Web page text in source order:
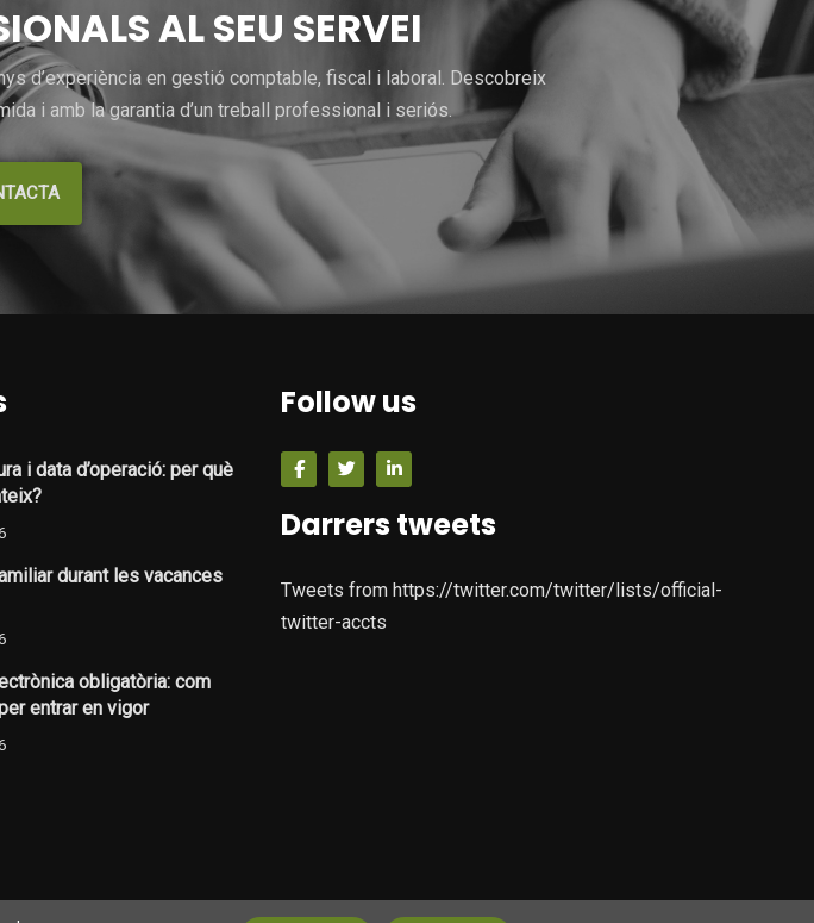
AL SEU SERVEI
d’experiència en gestió comptable, fiscal i laboral. Descobreix
i amb la garantia d’un treball professional i seriós.
i data d’operació: per què
durant les vacances
obligatòria: com
entrar en vigor
Follow us
Darrers tweets
Tweets from https://twitter.com/twitter/lists/official-
twitter-accts